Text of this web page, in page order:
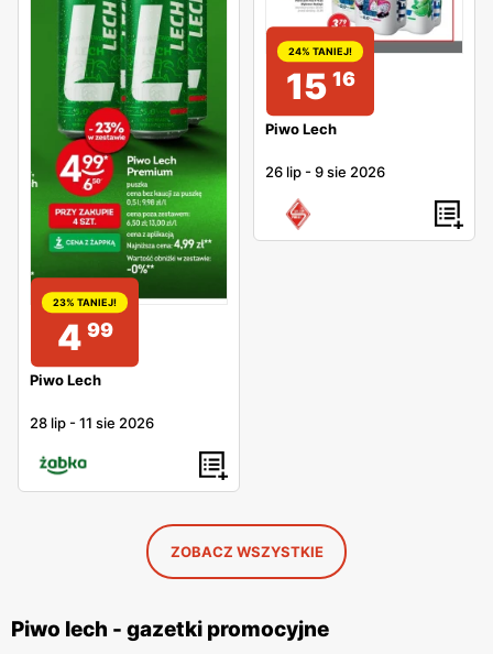
23% TANIEJ!
4 99
Piwo Lech
28 lip -11 sie 2026
24% TANIEJ!
15 16
Piwo Lech
26 lip -9 sie 2026
ZOBACZ WSZYSTKIE
Piwo lech - gazetki promocyjne